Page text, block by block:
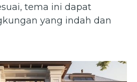
tema ini dapat
yang indah dan